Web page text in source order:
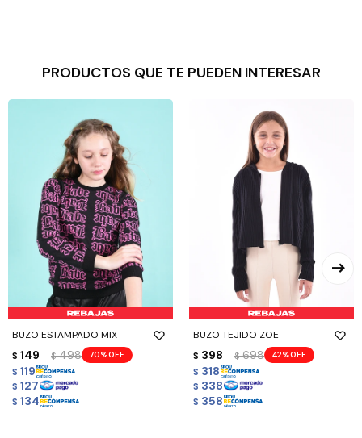
PRODUCTOS QUE TE PUEDEN INTERESAR
BUZO ESTAMPADO MIX
$ 149 $ 498 70
$ 119
$ 127
$ 134
BUZO TEJIDO ZOE
$ 398 $ 698 42
$ 318
$ 338
$ 358